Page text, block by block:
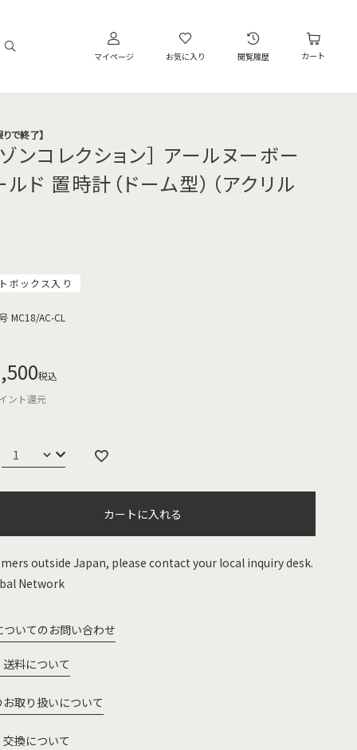
マイページ お気に入り 閲覧履歴 カート
で終了】
ンコレクション］ アールヌーボー
ド 置時計（ドーム型）（アクリル
ボックス入り
MC18/AC-CL
税込
ント還元
カートに入れる
outside Japan, please contact your local inquiry desk.
Network
ついてのお問い合わせ
料について
取り扱いについて
換について